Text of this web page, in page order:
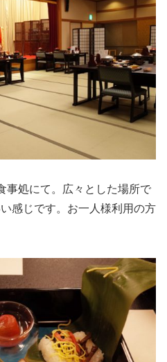
事処にて。広々とした場所で
感じです。お一人様利用の方